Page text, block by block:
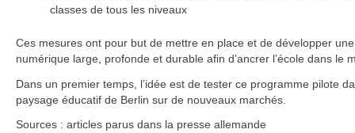
classes de tous les niveaux
Ces mesures ont pour but de mettre en place et de développer
numérique large, profonde et durable afin d’ancrer l’école dans le
Dans un premier temps, l’idée est de tester ce programme pilote
paysage éducatif de Berlin sur de nouveaux marchés.
Sources : articles parus dans la presse allemande